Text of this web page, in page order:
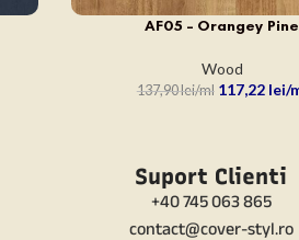
ADAUGĂ ÎN COȘAF05 – Orangey Pine
Wood
137,90lei 117,22 lei
Suport Clienti
+40 745 063 865
contact@cover-styl.ro